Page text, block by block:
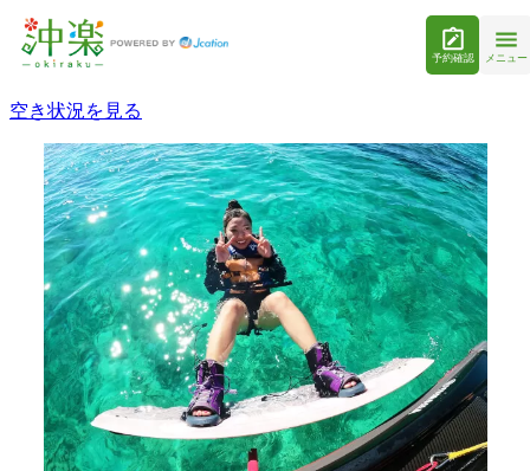
予約確認 メニュー
空き状況を見る